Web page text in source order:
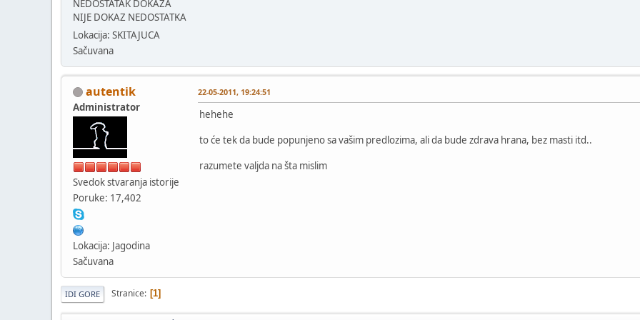
NEDOSTATAK DOKAZA
NIJE DOKAZ NEDOSTATKA
Lokacija: SKITAJUCA
Sačuvana
autentik
Administrator
Svedok stvaranja istorije
Poruke: 17,402
Lokacija: Jagodina
Sačuvana
22-05-2011, 19:24:51
hehehe
to će tek da bude popunjeno sa vašim predlozima, ali da bude zdrava hrana, bez masti itd..
razumete valjda na šta mislim
IDI GORE Stranice 1